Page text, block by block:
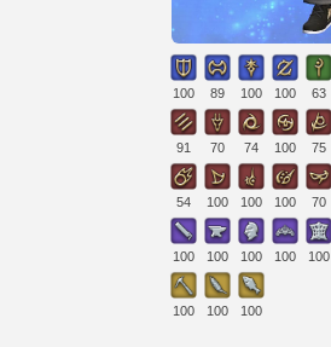
100 89 100 100 63
91 70 74 100 75
54 100 100 100 70
100 100 100 100 100
100 100 100